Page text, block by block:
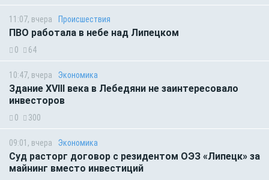
11:07, вчера Происшествия
ПВО работала в небе над Липецком
0 64
10:47, вчера Экономика
Здание XVIII века в Лебедяни не заинтересовало
инвесторов
0 300
09:01, вчера Экономика
Суд расторг договор с резидентом ОЭЗ «Липецк» за
майнинг вместо инвестиций